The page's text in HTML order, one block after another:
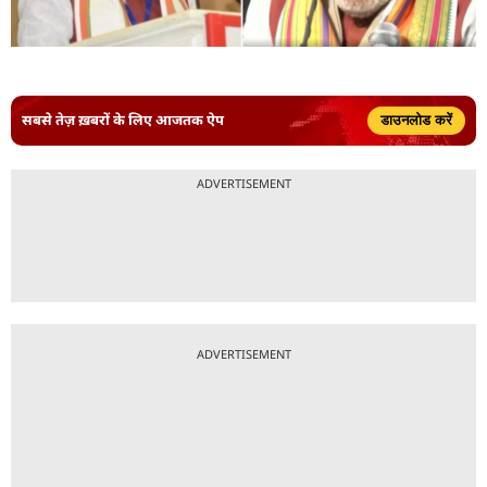
सबसे तेज़ ख़बरों के लिए आजतक ऐप डाउनलोड करें
ADVERTISEMENT
ADVERTISEMENT